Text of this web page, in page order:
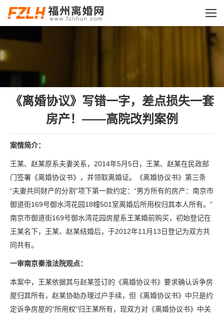
《离婚协议》写错一字，差点损失一套
房产！——高院改判案例
案情简介：
王某、赵某原系夫妻关系，2014年5月5日，王某、赵某在民政部
门签署《离婚协议书》，并领取离婚证。《离婚协议书》第三条
“夫妻共同财产的分割”项下第一款约定：“男方所有的房产：南京市
御道街169号御水湾花园18幢501室离婚后所用权归其本人所有。”
南京市御道街169号御水湾花园房屋系王某婚前购买，初始登记在
王某名下，王某、赵某结婚后，于2012年11月13日登记为双方共
同共有。
一审南京秦淮法院观点：
本案中，王某依据其与赵某签订的《离婚协议书》要求确认诉争房
屋归其所有，赵某协助办理过户手续，但《离婚协议书》中只是约
定诉争房屋的“所用权”归王某所有，现双方对《离婚协议书》中关